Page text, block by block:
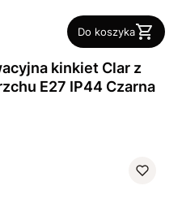
Do koszyka
kinkiet Clar z
E27 IP44 Czarna